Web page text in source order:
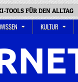
TOOLS FÜR DEN ALLTAG
KULTUR